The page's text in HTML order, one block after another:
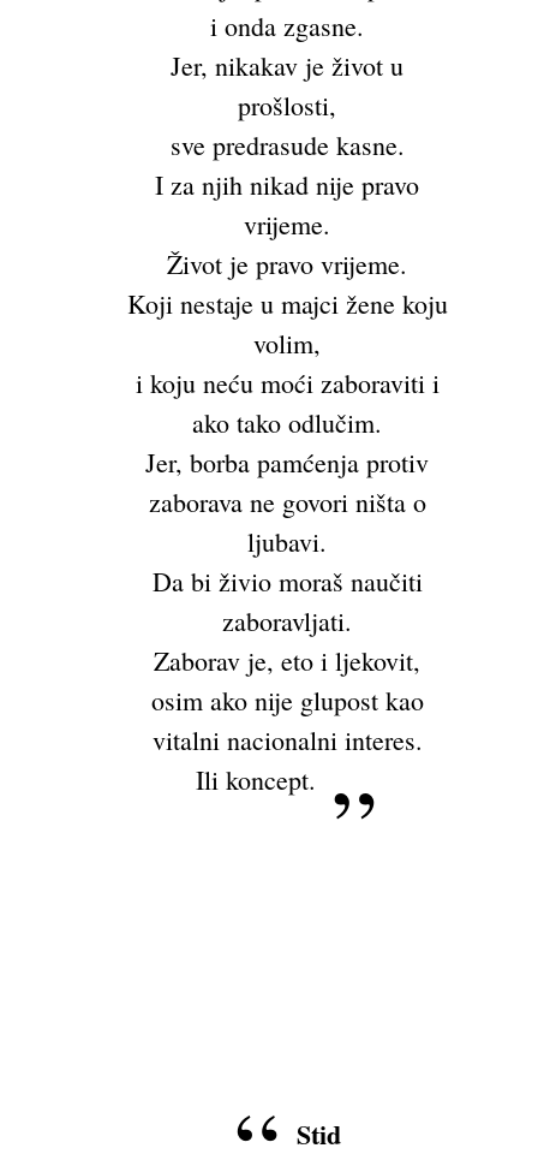
i onda zgasne.
Jer, nikakav je život u
prošlosti,
sve predrasude kasne.
I za njih nikad nije pravo
vrijeme.
Život je pravo vrijeme.
Koji nestaje u majci žene koju
volim,
i koju neću moći zaboraviti i
ako tako odlučim.
Jer, borba pamćenja protiv
zaborava ne govori ništa o
ljubavi.
Da bi živio moraš naučiti
zaboravljati.
Zaborav je, eto i ljekovit,
osim ako nije glupost kao
vitalni nacionalni interes.
Ili koncept.
Stid